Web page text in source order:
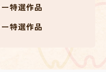
特選作品
特選作品